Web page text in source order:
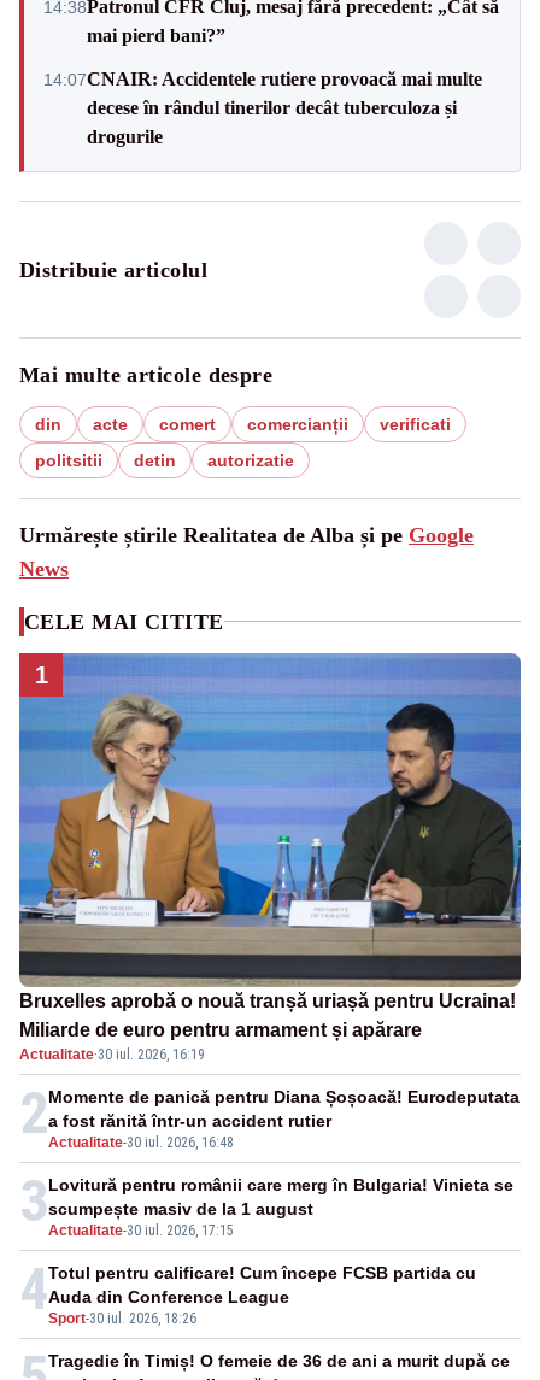
14:38Patronul CFR Cluj, mesaj fără precedent: „Cât să
mai pierd bani?”
14:07CNAIR: Accidentele rutiere provoacă mai multe
decese în rândul tinerilor decât tuberculoza și
drogurile
Distribuie articolul
Mai multe articole despre
din acte comert comercianții
verificati
politsitii
detin autorizatie
Urmărește știrile Realitatea de Alba și pe Google
News
CELE MAI CITITE
1
Bruxelles aprobă o nouă tranșă uriașă pentru Ucraina!
Miliarde de euro pentru armament și apărare
Actualitate·30 iul. 2026, 16:19
2Actualitate-30 iul. 2026, 16:48
Momente de panică pentru Diana Șoșoacă! Eurodeputata
a fost rănită într-un accident rutier
3Actualitate-30 iul. 2026, 17:15
Lovitură pentru românii care merg în Bulgaria! Vinieta se
scumpește masiv de la 1 august
4Sport-30 iul. 2026, 18:26
Totul pentru calificare! Cum începe FCSB partida cu
Auda din Conference League
Tragedie în Timiș! O femeie de 36 de ani a murit după ce